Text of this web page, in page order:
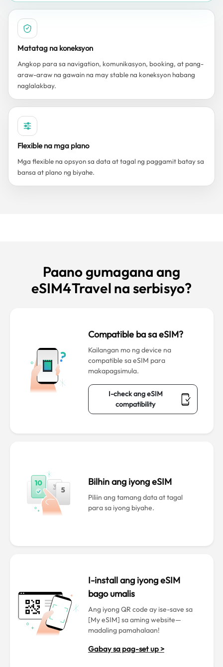
Matatag na koneksyon
Angkop para sa navigation, komunikasyon, booking, at pang-
araw-araw na gawain na may stable na koneksyon habang
naglalakbay.
Flexible na mga plano
Mga flexible na opsyon sa data at tagal ng paggamit batay sa
bansa at plano ng biyahe.
Paano gumagana ang
eSIM4Travel na serbisyo?
Compatible ba sa eSIM?
Kailangan mo ng device na
compatible sa eSIM para
makapagsimula.
I-check ang eSIM
compatibility
Bilhin ang iyong eSIM
Piliin ang tamang data at tagal
para sa iyong biyahe.
I-install ang iyong eSIM
bago umalis
Ang iyong QR code ay ise-save sa
[My eSIM] sa aming website—
madaling pamahalaan!
Gabay sa pag-set up >